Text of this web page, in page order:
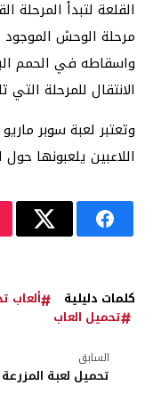
القلعة لتبدأ
مرحلة الوحش
واسقاطه في الحمم
الانتقال للمرحلة
وتعتبر لعبة سوبر
اللاعبين يلعبونها
كلمات دليلية ألعاب
تحميل العاب
السابق
تحميل لعبة